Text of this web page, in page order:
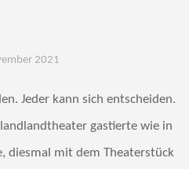
2021
Jeder kann sich entscheiden.
gastierte wie in
diesmal mit dem Theaterstück